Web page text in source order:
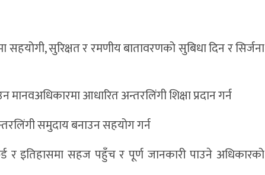
सुरिक्षत र रमणीय बातावरणको सुबिधा दिन र सिर्जना
आधारित अन्तरलिंगी शिक्षा प्रदान गर्न
समुदाय बनाउन सहयोग गर्न
र इतिहासमा सहज पहुँच र पूर्ण जानकारी पाउने अधिकारको